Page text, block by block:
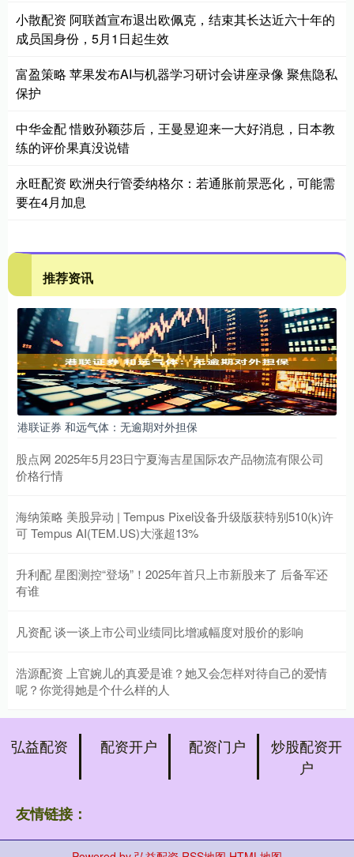
小散配资 阿联酋宣布退出欧佩克，结束其长达近六十年的
成员国身份，5月1日起生效
富盈策略 苹果发布AI与机器学习研讨会讲座录像 聚焦隐私
保护
中华金配 惜败孙颖莎后，王曼昱迎来一大好消息，日本教
练的评价果真没说错
永旺配资 欧洲央行管委纳格尔：若通胀前景恶化，可能需
要在4月加息
推荐资讯
港联证券 和远气体：无逾期对外担保
股点网 2025年5月23日宁夏海吉星国际农产品物流有限公司
价格行情
海纳策略 美股异动 | Tempus Pixel设备升级版获特别510(k)许
可 Tempus AI(TEM.US)大涨超13%
升利配 星图测控“登场”！2025年首只上市新股来了 后备军还
有谁
凡资配 谈一谈上市公司业绩同比增减幅度对股价的影响
浩源配资 上官婉儿的真爱是谁？她又会怎样对待自己的爱情
呢？你觉得她是个什么样的人
弘益配资 配资开户 配资门户
炒股配资开
户
友情链接：